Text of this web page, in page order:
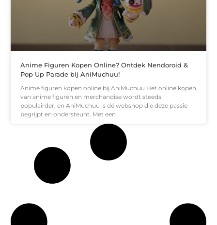
Anime Figuren Kopen Online? Ontdek Nendoroid &
Pop Up Parade bij AniMuchuu!
Anime figuren kopen online bij AniMuchuu Het online kopen
van anime figuren en merchandise wordt steeds
populairder, en AniMuchuu is dé webshop die deze passie
begrijpt en ondersteunt. Met een